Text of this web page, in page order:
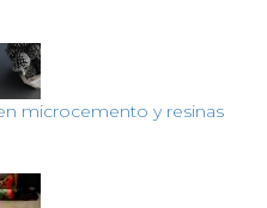
microcemento y resinas